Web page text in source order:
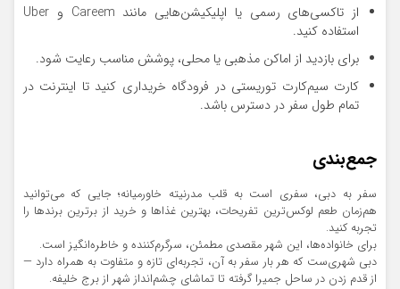
از تاکسی‌های رسمی یا اپلیکیشن‌هایی مانند Careem و Uber
استفاده کنید.
برای بازدید از اماکن مذهبی یا محلی، پوشش مناسب رعایت شود.
کارت سیم‌کارت توریستی در فرودگاه خریداری کنید تا اینترنت در
تمام طول سفر در دسترس باشد.
جمع‌بندی
سفر به دبی، سفری است به قلب مدرنیته خاورمیانه؛ جایی که می‌توانید
هم‌زمان طعم لوکس‌ترین تفریحات، بهترین غذاها و خرید از برترین برندها را
تجربه کنید.
برای خانواده‌ها، این شهر مقصدی مطمئن، سرگرم‌کننده و خاطره‌انگیز است.
دبی شهری‌ست که هر بار سفر به آن، تجربه‌ای تازه و متفاوت به همراه دارد —
از قدم زدن در ساحل جمیرا گرفته تا تماشای چشم‌انداز شهر از برج خلیفه.